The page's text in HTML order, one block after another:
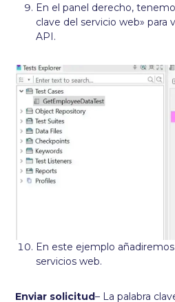
En el panel derecho,
clave del servicio web» para
API.
En este ejemplo
servicios web.
Enviar solicitud– La palabra